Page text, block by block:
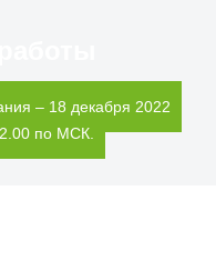
– 18 декабря 2022
по МСК.